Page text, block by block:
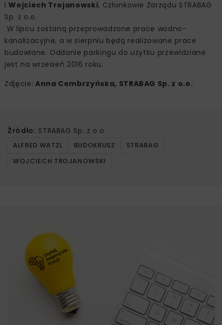
iWojciech Trojanowski, Członkowie Zarządu STRABAG
Sp. z o.o.
W lipcu zostaną przeprowadzone prace wodno-
kanalizacyjne, a w sierpniu będą realizowane prace
budowlane. Oddanie parkingu do użytku przewidziane
jest na wrzesień 2016 roku.
Zdjęcie: Anna Cembrzyńska, STRABAG Sp. z o.o.
Źródło: STRABAG Sp. z o.o.
ALFRED WATZL BUDOKRUSZ
STRABAG
WOJCIECH TROJANOWSKI